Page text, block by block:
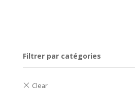
Filtrer par catégories